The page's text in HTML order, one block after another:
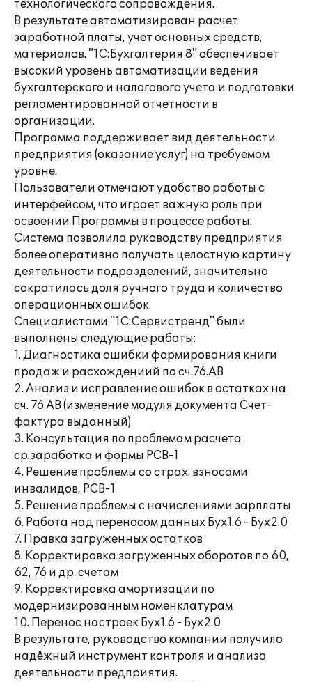
технологического сопровождения.
В результате автоматизирован расчет
заработной платы, учет основных средств,
материалов. "1С:Бухгалтерия 8" обеспечивает
высокий уровень автоматизации ведения
бухгалтерского и налогового учета и подготовки
регламентированной отчетности в
организации.
Программа поддерживает вид деятельности
предприятия (оказание услуг) на требуемом
уровне.
Пользователи отмечают удобство работы с
интерфейсом, что играет важную роль при
освоении Программы в процессе работы.
Система позволила руководству предприятия
более оперативно получать целостную картину
деятельности подразделений, значительно
сократилась доля ручного труда и количество
операционных ошибок.
Специалистами "1С:Сервистренд" были
выполнены следующие работы:
1. Диагностика ошибки формирования книги
продаж и расхождениий по сч.76.АВ
2. Анализ и исправление ошибок в остатках на
сч. 76.АВ (изменение модуля документа Счет-
фактура выданный)
3. Консультация по проблемам расчета
ср.заработка и формы РСВ-1
4. Решение проблемы со страх. взносами
инвалидов, РСВ-1
5. Решение проблемы с начислениями зарплаты
6. Работа над переносом данных Бух1.6 - Бух2.0
7. Правка загруженных остатков
8. Корректировка загруженных оборотов по 60,
62, 76 и др. счетам
9. Корректировка амортизации по
модернизированным номенклатурам
10. Перенос настроек Бух1.6 - Бух2.0
В результате, руководство компании получило
надёжный инструмент контроля и анализа
деятельности предприятия.